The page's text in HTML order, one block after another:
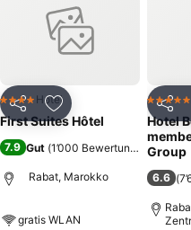
Teilen Zu Favoriten
4 SterneHotel
First Suites Hôtel
7.9 Gut (1’000 Bewertungen)
Rabat, Marokko
gratis WLAN
Teilen
5 Sterne
Hotel
Group
6.6 (